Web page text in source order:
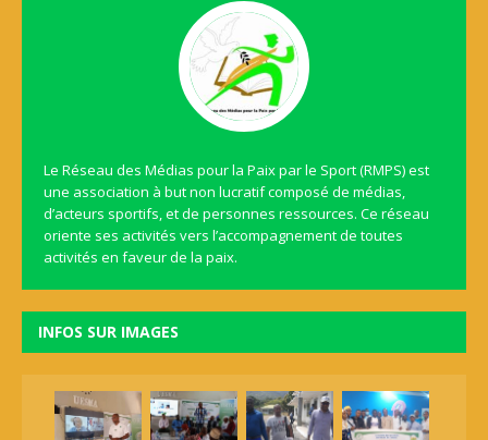
Le Réseau des Médias pour la Paix par le Sport (RMPS) est
une association à but non lucratif composé de médias,
d’acteurs sportifs, et de personnes ressources. Ce réseau
oriente ses activités vers l’accompagnement de toutes
activités en faveur de la paix.
INFOS SUR IMAGES